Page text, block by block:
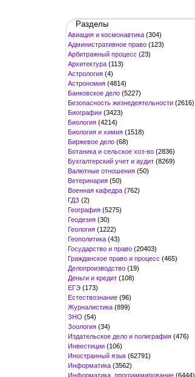
Разделы
Авиация и космонавтика (304)
Административное право (123)
Арбитражный процесс (23)
Архитектура (113)
Астрология (4)
Астрономия (4814)
Банковское дело (5227)
Безопасность жизнедеятельности (2616)
Биографии (3423)
Биология (4214)
Биология и химия (1518)
Биржевое дело (68)
Ботаника и сельское хоз-во (2836)
Бухгалтерский учет и аудит (8269)
Валютные отношения (50)
Ветеринария (50)
Военная кафедра (762)
ГДЗ (2)
География (5275)
Геодезия (30)
Геология (1222)
Геополитика (43)
Государство и право (20403)
Гражданское право и процесс (465)
Делопроизводство (19)
Деньги и кредит (108)
ЕГЭ (173)
Естествознание (96)
Журналистика (899)
ЗНО (54)
Зоология (34)
Издательское дело и полиграфия (476)
Инвестиции (106)
Иностранный язык (62791)
Информатика (3562)
Информатика, программирование (6444)